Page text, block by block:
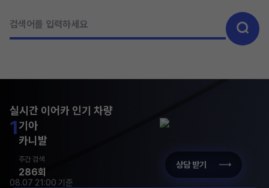
검색어를 입력하세요
실시간 이어카 인기 차량
1기아
카니발
주간 검색
286회
상담 받기
08.07 21:00 기준